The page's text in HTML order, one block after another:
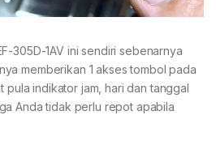
305D-1AV ini sendiri sebenarnya
memberikan 1 akses tombol pada
pula indikator jam, hari dan tanggal
Anda tidak perlu repot apabila